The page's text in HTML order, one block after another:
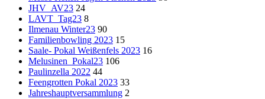
JHV_AV23 24
LAVT_Tag23 8
Ilmenau Winter23 90
Familienbowling 2023 15
Saale- Pokal Weißenfels 2023 16
Melusinen_Pokal23 106
Paulinzella 2022 44
Feengrotten Pokal 2023 33
Jahreshauptversammlung 2